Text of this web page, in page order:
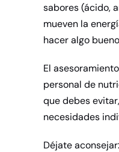
sabores (ácido,
mueven la
hacer algo
El
personal de
que debes
necesidades
Déjate